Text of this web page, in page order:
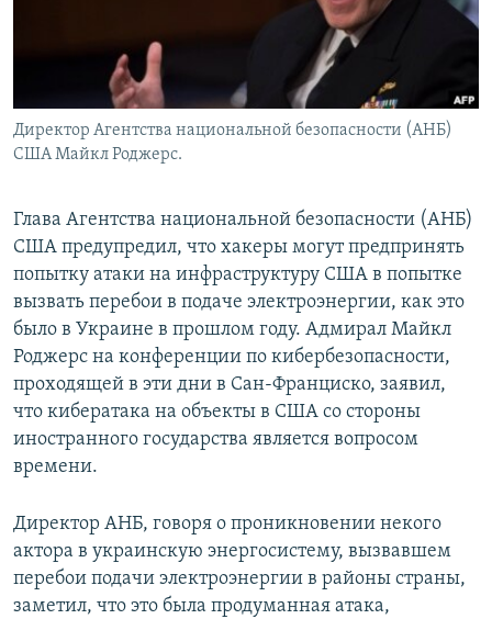
Директор Агентства национальной безопасности (АНБ)
США Майкл Роджерс.
Глава Агентства национальной безопасности (АНБ)
США предупредил, что хакеры могут предпринять
попытку атаки на инфраструктуру США в попытке
вызвать перебои в подаче электроэнергии, как это
было в Украине в прошлом году. Адмирал Майкл
Роджерс на конференции по кибербезопасности,
проходящей в эти дни в Сан-Франциско, заявил,
что кибератака на объекты в США со стороны
иностранного государства является вопросом
времени.
Директор АНБ, говоря о проникновении некого
актора в украинскую энергосистему, вызвавшем
перебои подачи электроэнергии в районы страны,
заметил, что это была продуманная атака,